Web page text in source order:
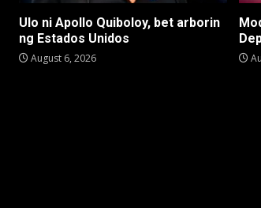
Ulo ni Apollo Quiboloy, bet arborin
ng Estados Unidos
August 6, 2026